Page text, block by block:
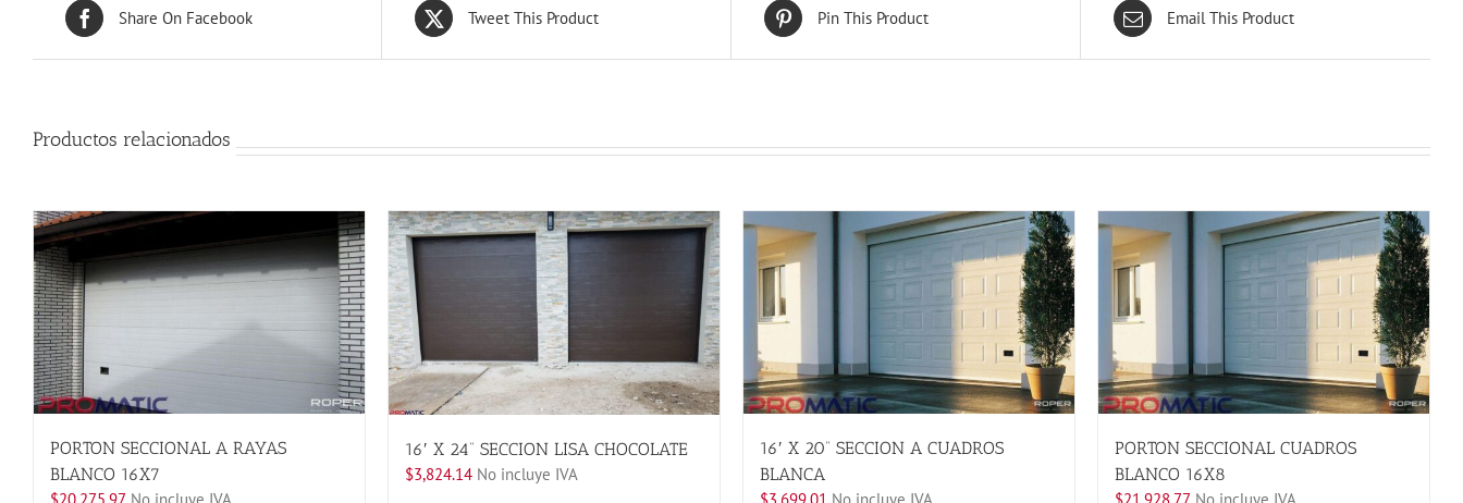
Share On Facebook Tweet This Product Pin This Product Email This Product
Productos relacionados
PORTON SECCIONAL A RAYAS
BLANCO 16X7
16′ X 24” SECCION LISA CHOCOLATE
$3,824.14 No incluye IVA
16′ X 20” SECCION A CUADROS
BLANCA
PORTON SECCIONAL CUADROS
BLANCO 16X8